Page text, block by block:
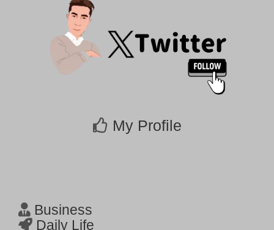
My Profile
Business
Daily Life